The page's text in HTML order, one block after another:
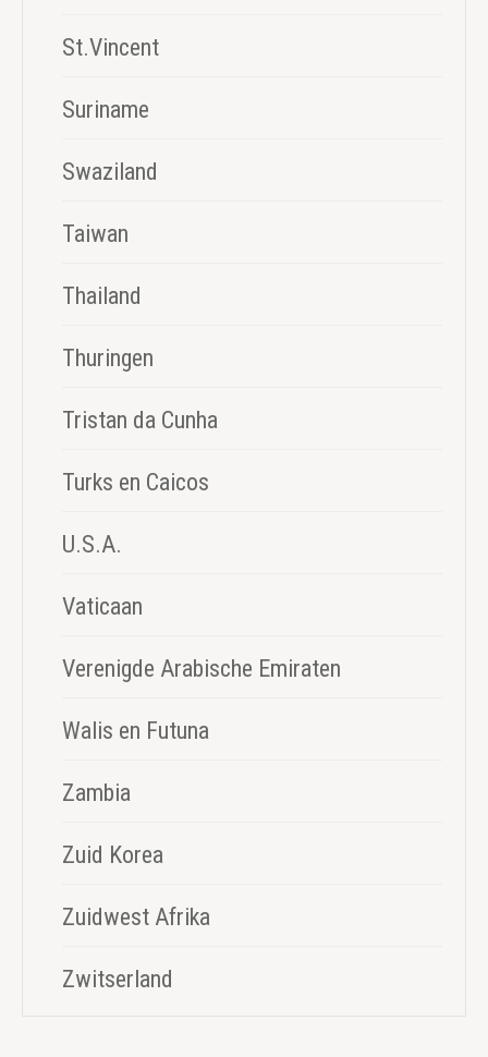
St.Vincent
Suriname
Swaziland
Taiwan
Thailand
Thuringen
Tristan da Cunha
Turks en Caicos
U.S.A.
Vaticaan
Verenigde Arabische Emiraten
Walis en Futuna
Zambia
Zuid Korea
Zuidwest Afrika
Zwitserland